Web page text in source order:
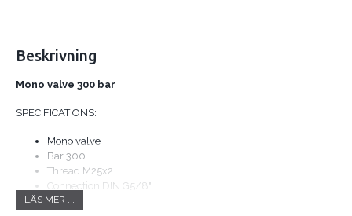
Beskrivning
Mono valve 300 bar
SPECIFICATIONS:
Mono valve
Bar 300
Thread M25x2
Connection DIN G5/8"
Rubber handwheel
LÄS MER ...